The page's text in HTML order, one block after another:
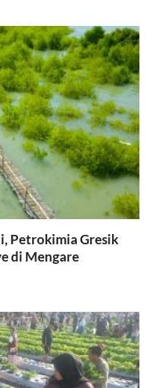
Petrokimia Gresik
di Mengare